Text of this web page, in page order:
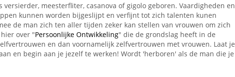
versierder, meesterfliter, casanova of gigolo geboren. Vaardigheden en
kunnen worden bijgeslijpt en verfijnt tot zich talenten kunen
de man zich ten aller tijden zeker kan stellen van vrouwen om zich
over "Persoonlijke Ontwikkeling" die de grondslag heeft in de
en dan voornamelijk zelfvertrouwen met vrouwen. Laat je
en begin aan je jezelf te werken! Wordt 'herboren' als de man die je